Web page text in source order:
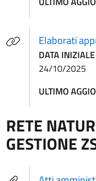
Elaborati
DATA
24/10/2025
ULTIMO
RETE
GESTIONE